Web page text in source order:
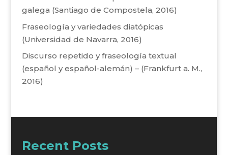
galega (Santiago de Compostela, 2016)
Fraseología y variedades diatópicas
(Universidad de Navarra, 2016)
Discurso repetido y fraseología textual
(español y español-alemán) – (Frankfurt a. M.,
2016)
Recent Posts